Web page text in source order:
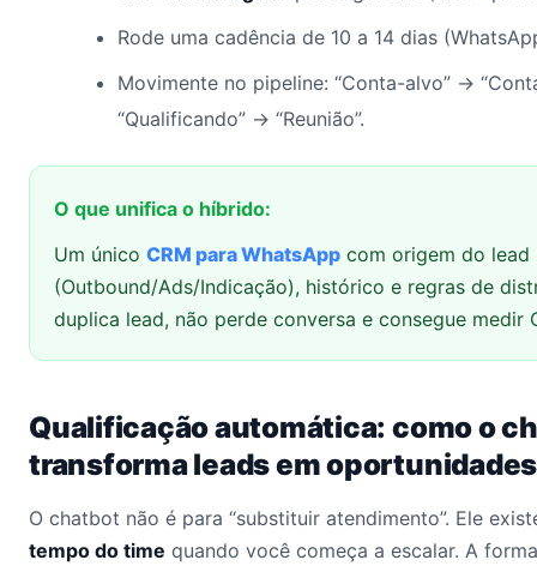
Rode uma cadência de 10 a 14 dias
Movimente no pipeline: “Conta-alvo” →
“Qualificando” → “Reunião”.
O que unifica o híbrido:
Um único CRM para WhatsApp com origem do lead
(Outbound/Ads/Indicação), histórico e regras de
duplica lead, não perde conversa e consegue medir
Qualificação automática: como o
transforma leads em oportunidades
O chatbot não é para “substituir atendimento”. Ele
tempo do time quando você começa a escalar. A